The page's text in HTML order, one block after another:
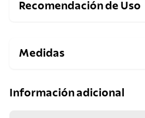
Recomendación de Uso
Medidas
Información adicional